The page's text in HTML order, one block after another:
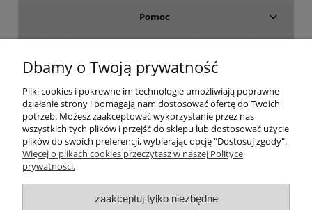
Pomoc
Moje konto
Gwarancja i zwroty
O firmie
Dbamy o Twoją prywatność
Pliki cookies i pokrewne im technologie umożliwiają poprawne
działanie strony i pomagają nam dostosować ofertę do Twoich
potrzeb. Możesz zaakceptować wykorzystanie przez nas
wszystkich tych plików i przejść do sklepu lub dostosować użycie
plików do swoich preferencji, wybierając opcję "Dostosuj zgody".
Więcej o plikach cookies przeczytasz w naszej Polityce
prywatności.
zaakceptuj tylko niezbędne